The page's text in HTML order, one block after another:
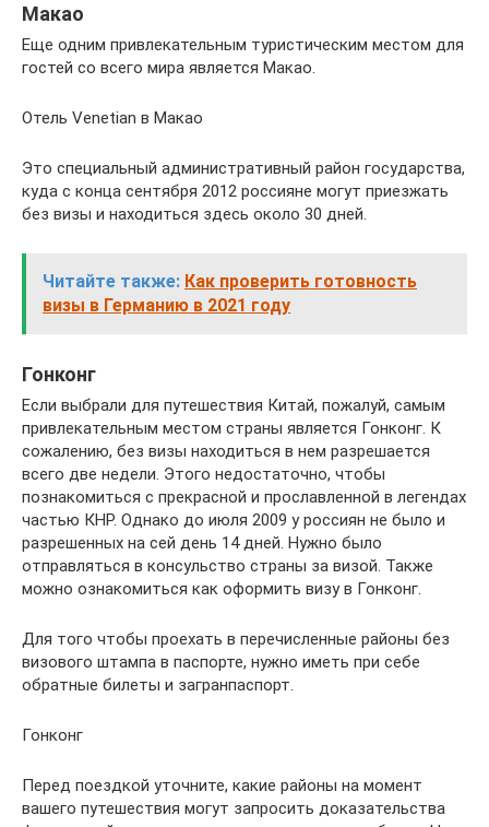
Макао
Еще одним привлекательным туристическим местом для
гостей со всего мира является Макао.
Отель Venetian в Макао
Это специальный административный район государства,
куда с конца сентября 2012 россияне могут приезжать
без визы и находиться здесь около 30 дней.
Читайте также: Как проверить готовность
визы в Германию в 2021 году
Гонконг
Если выбрали для путешествия Китай, пожалуй, самым
привлекательным местом страны является Гонконг. К
сожалению, без визы находиться в нем разрешается
всего две недели. Этого недостаточно, чтобы
познакомиться с прекрасной и прославленной в легендах
частью КНР. Однако до июля 2009 у россиян не было и
разрешенных на сей день 14 дней. Нужно было
отправляться в консульство страны за визой. Также
можно ознакомиться как оформить визу в Гонконг.
Для того чтобы проехать в перечисленные районы без
визового штампа в паспорте, нужно иметь при себе
обратные билеты и загранпаспорт.
Гонконг
Перед поездкой уточните, какие районы на момент
вашего путешествия могут запросить доказательства